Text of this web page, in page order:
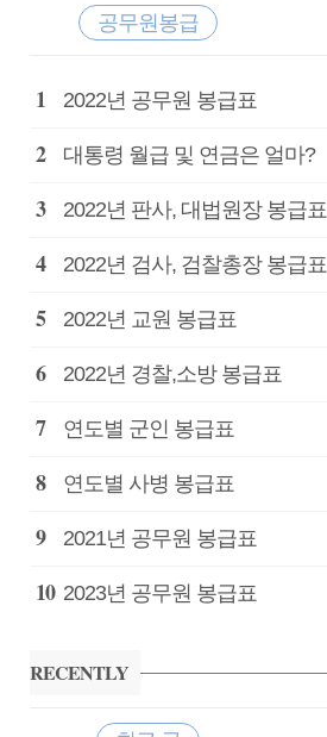
공무원봉급
공
원
급
2022년 공무원 봉급표
대통령 월급 및 연금은 얼마?
2022년 판사, 대법원장 봉급표
2022년 검사, 검찰총장 봉급표
2022년 교원 봉급표
2022년 경찰,소방 봉급표
연도별 군인 봉급표
연도별 사병 봉급표
2021년 공무원 봉급표
2023년 공무원 봉급표
RECENTLY